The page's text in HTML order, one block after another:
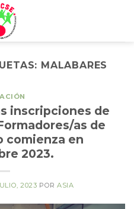
MALABARES
inscripciones de
as de
comienza en
2023.
2023 PORASIA